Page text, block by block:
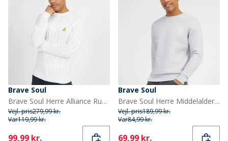
Brave Soul
Brave Soul Herre Alliance Rundhals Trøje Vintage Hvid
Vejl. pris279,99 kr.
Var119,99 kr.
Current
99,99 kr.
Brave Soul
Brave Soul Herre Middelalder Crew Neck Sweatshirt Lysegrå Melange/Hvid
Vejl. pris189,99 kr.
Var84,99 kr.
Current
69,99 kr.